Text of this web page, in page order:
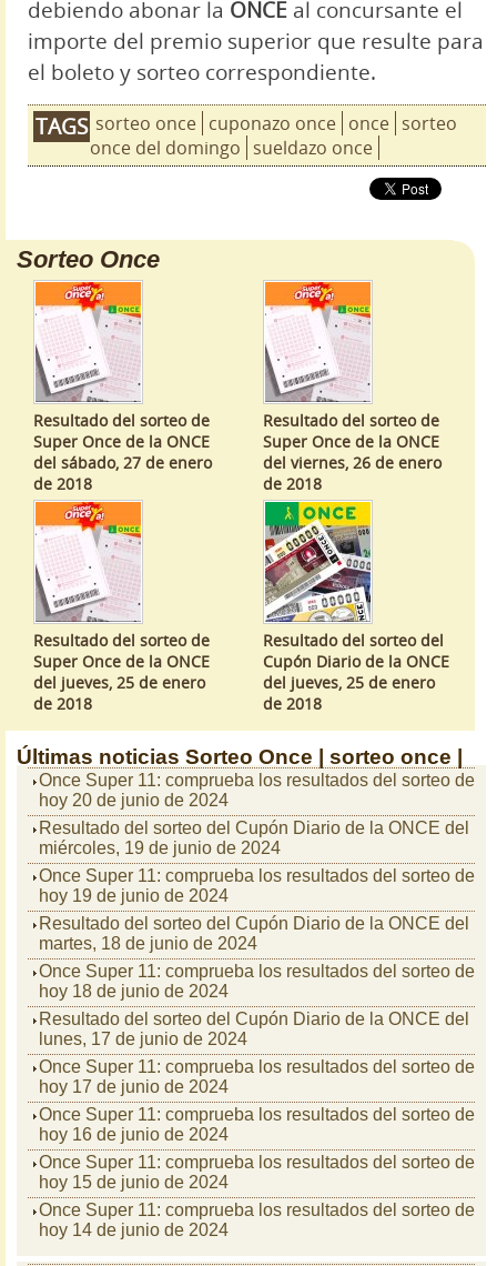
debiendo abonar la ONCE al concursante el
importe del premio superior que resulte para
el boleto y sorteo correspondiente.
TAGS sorteo once cuponazo once once sorteo
once del domingo sueldazo once
Sorteo Once
Resultado del sorteo de
Super Once de la ONCE
del sábado, 27 de enero
de 2018
Resultado del sorteo de
Super Once de la ONCE
del viernes, 26 de enero
de 2018
Resultado del sorteo de
Super Once de la ONCE
del jueves, 25 de enero
de 2018
Resultado del sorteo del
Cupón Diario de la ONCE
del jueves, 25 de enero
de 2018
Últimas noticias Sorteo Once | sorteo once |
Once Super 11: comprueba los resultados del sorteo de
hoy 20 de junio de 2024
Resultado del sorteo del Cupón Diario de la ONCE del
miércoles, 19 de junio de 2024
Once Super 11: comprueba los resultados del sorteo de
hoy 19 de junio de 2024
Resultado del sorteo del Cupón Diario de la ONCE del
martes, 18 de junio de 2024
Once Super 11: comprueba los resultados del sorteo de
hoy 18 de junio de 2024
Resultado del sorteo del Cupón Diario de la ONCE del
lunes, 17 de junio de 2024
Once Super 11: comprueba los resultados del sorteo de
hoy 17 de junio de 2024
Once Super 11: comprueba los resultados del sorteo de
hoy 16 de junio de 2024
Once Super 11: comprueba los resultados del sorteo de
hoy 15 de junio de 2024
Once Super 11: comprueba los resultados del sorteo de
hoy 14 de junio de 2024